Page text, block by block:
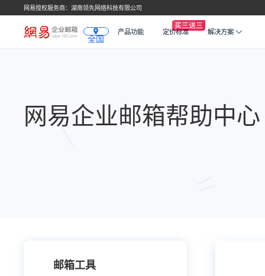
网易授权服务商：湖南领先网络科技有限公司
全国
产品功能 定价标准 解决方案
网易企业邮箱帮助中心
邮箱工具